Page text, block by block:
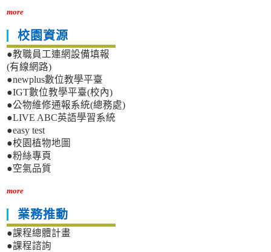
more
校園資源
●教職員工連網設備填報
(有線網路)
●newplus數位教學平臺
●IGT數位教學平臺(校內)
●公物維修通報系統(總務處)
●LIVE ABC英語學習系統
●easy test
●校園植物地圖
●粉絲專頁
●空氣品質
more
業務推動
●課程總體計畫
●課程諮詢